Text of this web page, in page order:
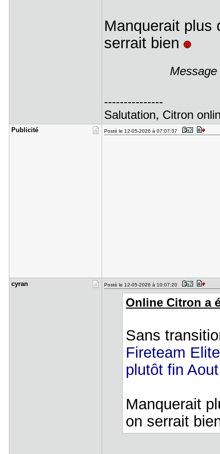
Manquerait plus
serrait bien
---------------
Salutation, Citron
Publicité Posté le 12-05-2026 à 07:07:37
cyran Posté le 12-05-2026 à 10:07:20
Online Citron a
Sans
Fireteam
plutôt fin
Manquerait
on serrait